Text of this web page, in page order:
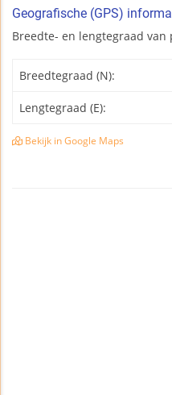
Geografische (GPS)
Breedte- en lengtegraad van
Breedtegraad (N):
Lengtegraad (E):
Bekijk in Google Maps